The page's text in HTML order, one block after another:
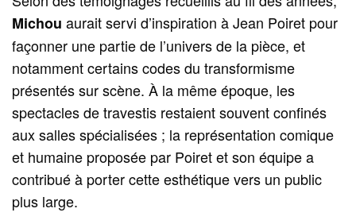
Michou aurait servi d’inspiration à Jean Poiret pour
façonner une partie de l’univers de la pièce, et
notamment certains codes du transformisme
présentés sur scène. À la même époque, les
spectacles de travestis restaient souvent confinés
aux salles spécialisées ; la représentation comique
et humaine proposée par Poiret et son équipe a
contribué à porter cette esthétique vers un public
plus large.